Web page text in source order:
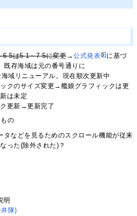
6-5は5-1～7-5に変更→公式発表
に基づ
既存海域は元の番号通りに
域リニューアル。現在順次更新中
クのサイズ変更→艦娘グラフィックは更
は未定
更新→更新完了
の
タなどを見るためのスクロール機能が従来
った(除外された)？
明
隊)